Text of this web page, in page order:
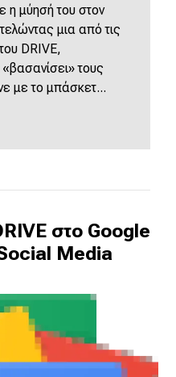
η μύησή του στον
μια από τις
DRIVE,
τους
με το μπάσκετ...
στο Google
Media